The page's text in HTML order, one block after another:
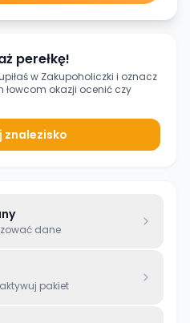
perełkę!
w Zakupoholiczki i oznacz
łowcom okazji ocenić czy
znalezisko
dane
pakiet